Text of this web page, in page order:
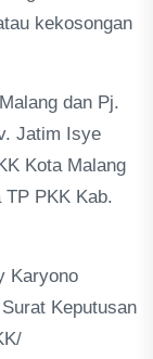
kekosongan
dan Pj.
Jatim Isye
Kota Malang
TP PKK Kab.
Karyono
Keputusan